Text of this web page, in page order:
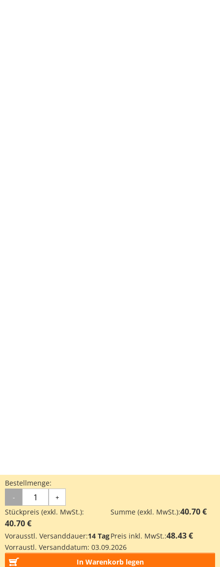
Bestellmenge:
- +
Stückpreis (exkl. MwSt.):
40.70 €
Summe (exkl. MwSt.):40.70 €
Vorausstl. Versanddauer:14 TagPreis inkl. MwSt.:48.43 €
Vorraustl. Versanddatum: 03.09.2026
In Warenkorb legen